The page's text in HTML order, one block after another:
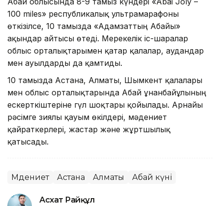
100 miles» республикалық ультрамарафоны
өткізілсе, 10 тамызда «Адамзаттың Абайы»
ақындар айтысы өтеді. Мерекелік іс-шаралар
облыс орталықтарымен қатар қалалар, аудандар
мен ауылдарды да қамтиды.
10 тамызда Астана, Алматы, Шымкент қалалары
мен облыс орталықтарында Абай Құнанбайұлының
ескерткіштеріне гүл шоқтары қойылады. Арнайы
рәсімге зиялы қауым өкілдері, мәдениет
қайраткерлері, жастар және жұртшылық
қатысады.
Мәдениет Астана Алматы Абай күні
Асхат Райқұл